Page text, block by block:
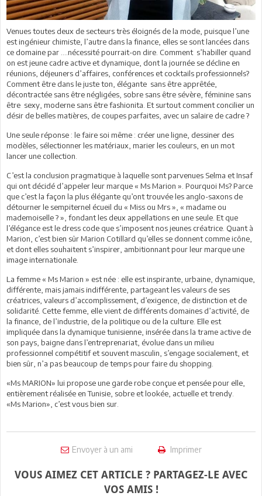
Venues toutes deux de secteurs très éloignés de la mode, puisque l’une
est ingénieur chimiste, l’autre dans la finance, elles se sont lancées dans
ce domaine par ….nécessité pourrait-on dire. Comment s’habiller quand
on est jeune cadre active et dynamique, dont la journée se décline en
réunions, déjeuners d’affaires, conférences et cocktails professionnels?
Comment être dans le juste ton, élégante sans être apprêtée,
décontractée sans être négligées, sobre sans être sévère, féminine sans
être sexy, moderne sans être fashionita. Et surtout comment concilier un
désir de belles matières, de coupes parfaites, avec un salaire de cadre ?
Une seule réponse : le faire soi même : créer une ligne, dessiner des
modèles, sélectionner les matériaux, marier les couleurs, en un mot
lancer une collection.
C’est la conclusion pragmatique à laquelle sont parvenues Selma et Insaf
qui ont décidé d’appeler leur marque « Ms Marion ». Pourquoi Ms? Parce
que c’est la façon la plus élégante qu’ont trouvée les anglo-saxons de
détourner le sempiternel écueil du « Miss ou Mrs », « madame ou
mademoiselle ? », fondant les deux appellations en une seule. Et que
l’élégance est le dress code que s’imposent nos jeunes créatrice. Quant à
Marion, c’est bien sûr Marion Cotillard qu’elles se donnent comme icône,
et dont elles souhaitent s’inspirer, ambitionnant pour leur marque une
image internationale.
La femme « Ms Marion » est née : elle est inspirante, urbaine, dynamique,
différente, mais jamais indifférente, partageant les valeurs de ses
créatrices, valeurs d’accomplissement, d’exigence, de distinction et de
solidarité. Cette femme, elle vient de différents domaines d’activité, de
la finance, de l’industrie, de la politique ou de la culture. Elle est
impliquée dans la dynamique tunisienne, insérée dans la trame active de
son pays, baigne dans l’entreprenariat, évolue dans un milieu
professionnel compétitif et souvent masculin, s’engage socialement, et
bien sûr, n’a pas beaucoup de temps pour faire du shopping.
«Ms MARION» lui propose une garde robe conçue et pensée pour elle,
entièrement réalisée en Tunisie, sobre et lookée, actuelle et trendy.
«Ms Marion», c’est vous bien sur.
Envoyer à un ami Imprimer
VOUS AIMEZ CET ARTICLE ? PARTAGEZ-LE AVEC
VOS AMIS !